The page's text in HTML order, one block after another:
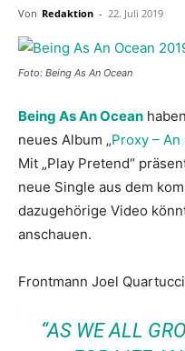
Von Redaktion - 22. Juli 2019
Foto: Being As An Ocean
Being As An Ocean
neues Album „Proxy – An
Mit „Play Pretend“
neue Single aus dem
dazugehörige Video
anschauen.
Frontmann Joel
“AS WE ALL